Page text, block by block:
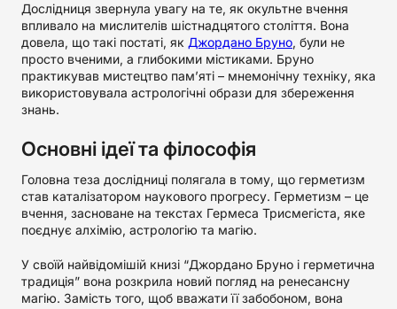
Дослідниця звернула увагу на те, як окультне вчення
впливало на мислителів шістнадцятого століття. Вона
довела, що такі постаті, як Джордано Бруно, були не
просто вченими, а глибокими містиками. Бруно
практикував мистецтво пам’яті – мнемонічну техніку, яка
використовувала астрологічні образи для збереження
знань.
Основні ідеї та філософія
Головна теза дослідниці полягала в тому, що герметизм
став каталізатором наукового прогресу. Герметизм – це
вчення, засноване на текстах Гермеса Трисмегіста, яке
поєднує алхімію, астрологію та магію.
У своїй найвідомішій книзі “Джордано Бруно і герметична
традиція” вона розкрила новий погляд на ренесансну
магію. Замість того, щоб вважати її забобоном, вона